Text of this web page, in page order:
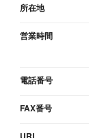
所在地
営業時間
電話番号
FAX番号